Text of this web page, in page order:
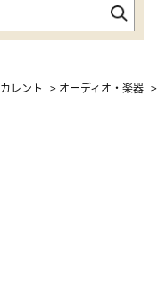
レント > オーディオ・楽器 >